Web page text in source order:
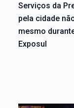
Serviços da
pela cidade
mesmo
Exposul